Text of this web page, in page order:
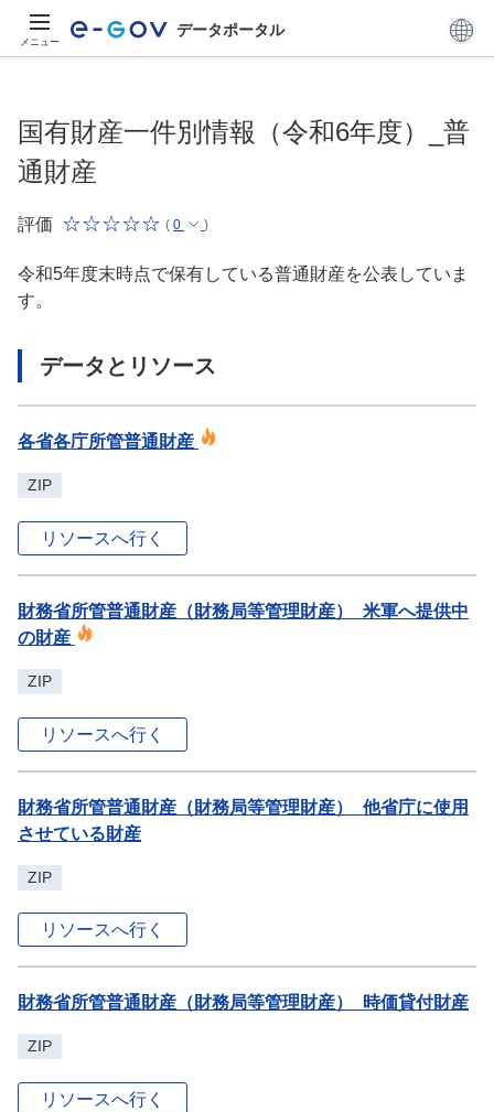
メニュー
データポータル
国有財産一件別情報（令和6年度）_普
通財産
評価 ( 0 )
令和5年度末時点で保有している普通財産を公表していま
す。
データとリソース
各省各庁所管普通財産
ZIP
リソースへ行く
財務省所管普通財産（財務局等管理財産）_米軍へ提供中
の財産
ZIP
リソースへ行く
財務省所管普通財産（財務局等管理財産）_他省庁に使用
させている財産
ZIP
リソースへ行く
財務省所管普通財産（財務局等管理財産）_時価貸付財産
ZIP
リソースへ行く